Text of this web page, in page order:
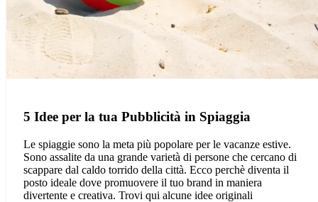
5 Idee per la tua Pubblicità in Spiaggia
Le spiaggie sono la meta più popolare per le vacanze estive.
Sono assalite da una grande varietà di persone che cercano di
scappare dal caldo torrido della città. Ecco perchè diventa il
posto ideale dove promuovere il tuo brand in maniera
divertente e creativa. Trovi qui alcune idee originali